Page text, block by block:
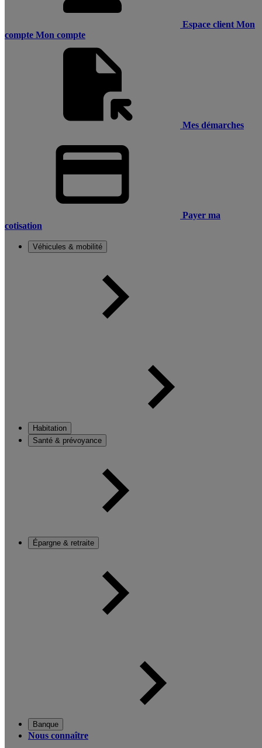
Espace client Mon
compte Mon compte
Mes démarches
Payer ma
cotisation
Véhicules & mobilité
Habitation
Santé & prévoyance
Épargne & retraite
Banque
Nous connaître